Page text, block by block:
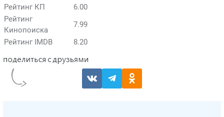
Рейтинг КП
6.00
Рейтинг
Кинопоиска
7.99
Рейтинг IMDB
8.20